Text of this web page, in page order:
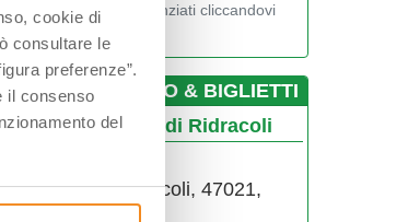
cookie di
consultare le
preferenze”.
il consenso
del
gli orari nei giorni evidenziati cliccandovi
­INFO & BIGLIETTI
delle Acque di Ridracoli
1, fraz. Ridracoli, 47021,
(FC)